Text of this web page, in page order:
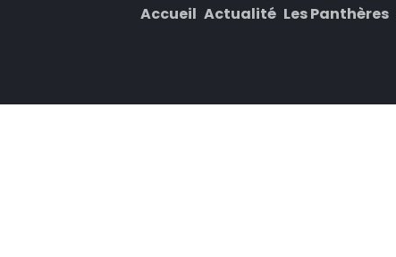
Accueil Actualité Les Panthères